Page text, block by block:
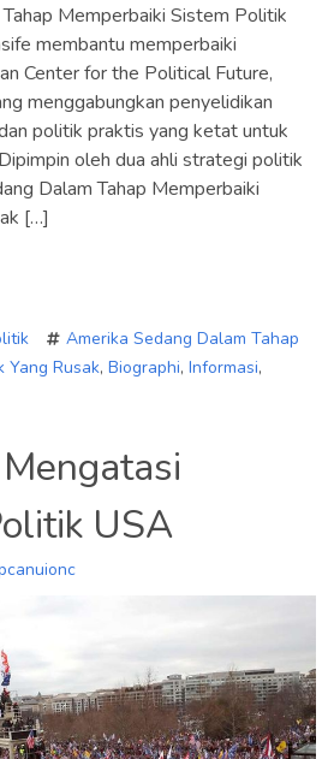
Memperbaiki Sistem Politik
membantu memperbaiki
Center for the Political Future,
menggabungkan penyelidikan
politik praktis yang ketat untuk
oleh dua ahli strategi politik
Dalam Tahap Memperbaiki
[…]
Amerika Sedang Dalam Tahap
Yang Rusak, Biographi, Informasi,
USA